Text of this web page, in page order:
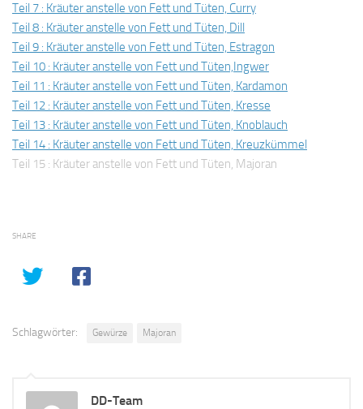
Teil 7 : Kräuter anstelle von Fett und Tüten, Curry
Teil 8 : Kräuter anstelle von Fett und Tüten, Dill
Teil 9 : Kräuter anstelle von Fett und Tüten, Estragon
Teil 10 : Kräuter anstelle von Fett und Tüten,Ingwer
Teil 11 : Kräuter anstelle von Fett und Tüten, Kardamon
Teil 12 : Kräuter anstelle von Fett und Tüten, Kresse
Teil 13 : Kräuter anstelle von Fett und Tüten, Knoblauch
Teil 14 : Kräuter anstelle von Fett und Tüten, Kreuzkümmel
Teil 15 : Kräuter anstelle von Fett und Tüten, Majoran
SHARE
Schlagwörter: Gewürze Majoran
DD-Team